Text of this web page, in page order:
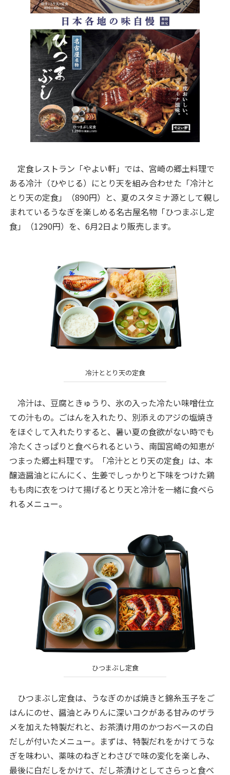
定食レストラン「やよい軒」では、宮崎の郷土料理で
ある冷汁（ひやじる）にとり天を組み合わせた「冷汁と
とり天の定食」（890円）と、夏のスタミナ源として親し
まれているうなぎを楽しめる名古屋名物「ひつまぶし定
食」（1290円）を、6月2日より販売します。
冷汁ととり天の定食
冷汁は、豆腐ときゅうり、氷の入った冷たい味噌仕立
ての汁もの。ごはんを入れたり、別添えのアジの塩焼き
をほぐして入れたりすると、暑い夏の食欲がない時でも
冷たくさっぱりと食べられるという、南国宮崎の知恵が
つまった郷土料理です。「冷汁ととり天の定食」は、本
醸造醤油とにんにく、生姜でしっかりと下味をつけた鶏
もも肉に衣をつけて揚げるとり天と冷汁を一緒に食べら
れるメニュー。
ひつまぶし定食
ひつまぶし定食は、うなぎのかば焼きと錦糸玉子をご
はんにのせ、醤油とみりんに深いコクがある甘みのザラ
メを加えた特製だれと、お茶漬け用のかつおベースの白
だしが付いたメニュー。まずは、特製だれをかけてうな
ぎを味わい、薬味のねぎとわさびで味の変化を楽しみ、
最後に白だしをかけて、だし茶漬けとしてさらっと食べ